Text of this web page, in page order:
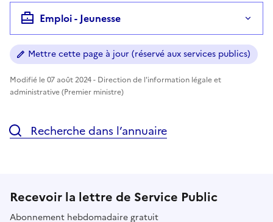
Emploi - Jeunesse
Mettre cette page à jour (réservé aux services publics)
Modifié le 07 août 2024 - Direction de l'information légale et
administrative (Premier ministre)
Recherche dans l’annuaire
Recevoir la lettre de Service Public
Abonnement hebdomadaire gratuit